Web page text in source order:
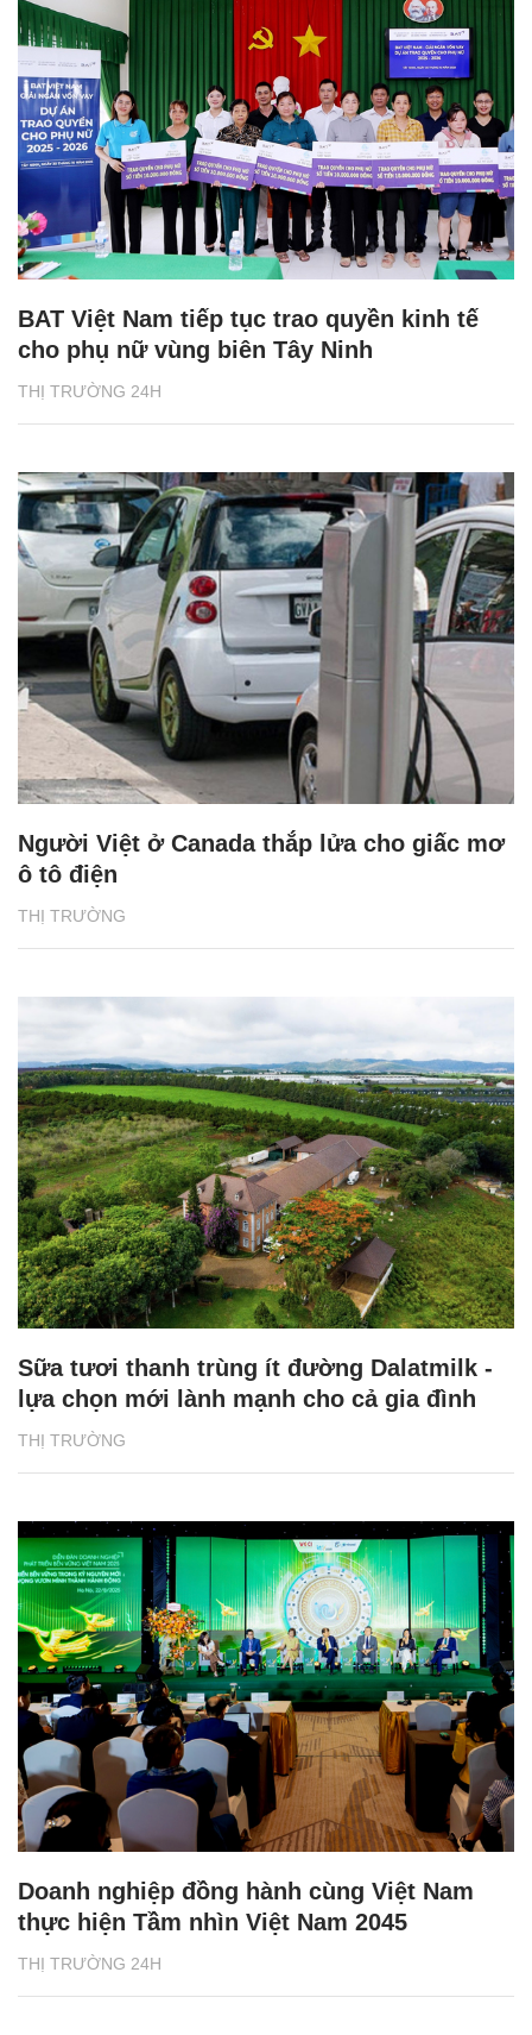
THỊ TRƯỜNG 24H
BAT Việt Nam tiếp tục trao quyền kinh tế
cho phụ nữ vùng biên Tây Ninh
THỊ TRƯỜNG
Người Việt ở Canada thắp lửa cho giấc mơ
ô tô điện
THỊ TRƯỜNG
Sữa tươi thanh trùng ít đường Dalatmilk -
lựa chọn mới lành mạnh cho cả gia đình
THỊ TRƯỜNG 24H
Doanh nghiệp đồng hành cùng Việt Nam
thực hiện Tầm nhìn Việt Nam 2045